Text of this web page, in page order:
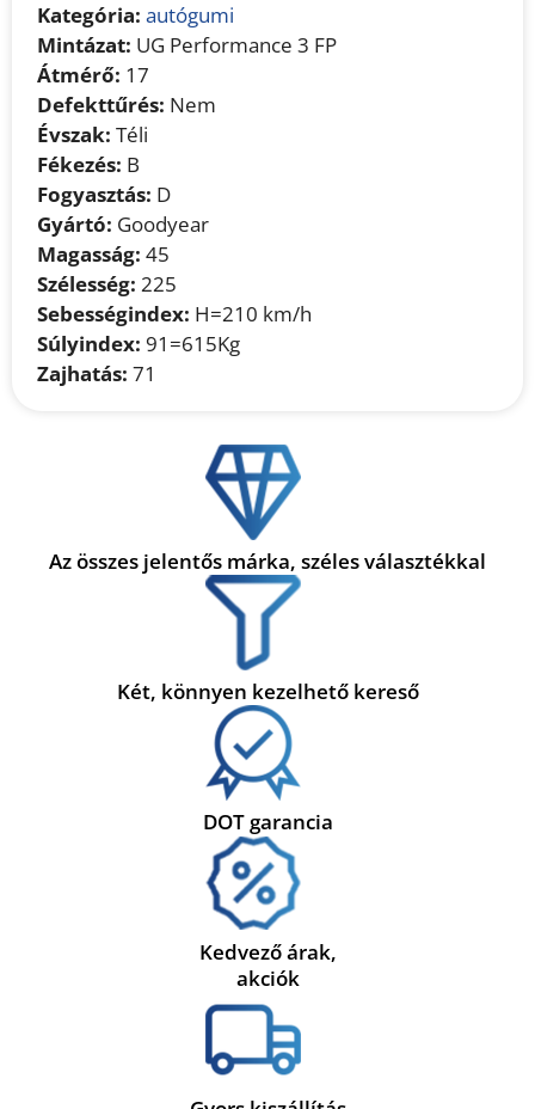
Kategória: autógumi
Mintázat: UG Performance 3 FP
Átmérő: 17
Defekttűrés: Nem
Évszak: Téli
Fékezés: B
Fogyasztás: D
Gyártó: Goodyear
Magasság: 45
Szélesség: 225
Sebességindex: H=210 km/h
Súlyindex: 91=615Kg
Zajhatás: 71
Az összes jelentős márka, széles választékkal
Két, könnyen kezelhető kereső
DOT garancia
Kedvező árak,
akciók